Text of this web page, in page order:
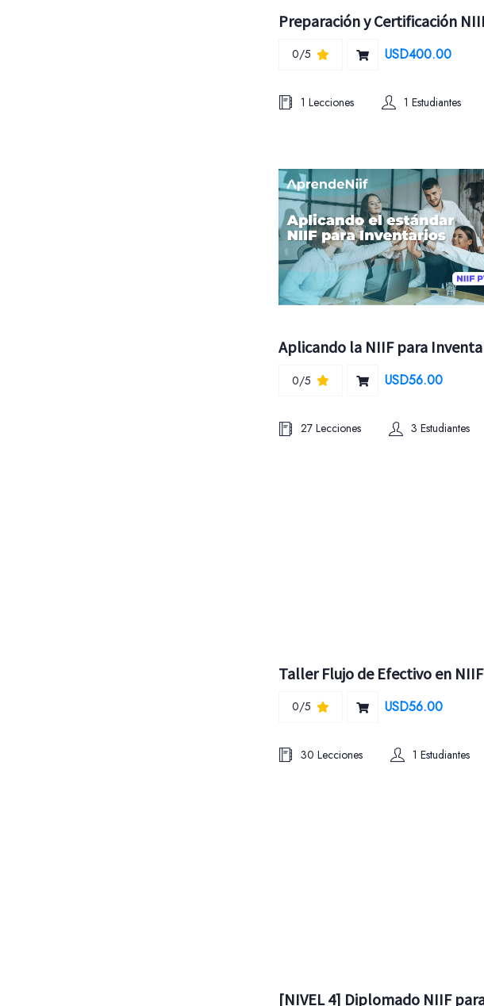
0/5 USD400.00
1 Lecciones 1 Estudiantes
0/5 USD56.00
27 Lecciones 3 Estudiantes
Taller Flujo de Efectivo en NIIF
0/5 USD56.00
30 Lecciones 1 Estudiantes